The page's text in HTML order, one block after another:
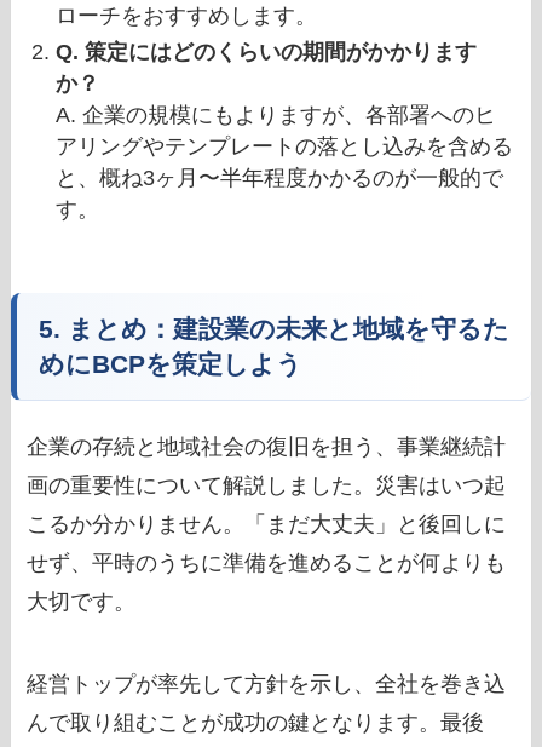
ローチをおすすめします。
Q. 策定にはどのくらいの期間がかかります
か？
A. 企業の規模にもよりますが、各部署へのヒ
アリングやテンプレートの落とし込みを含める
と、概ね3ヶ月〜半年程度かかるのが一般的で
す。
5. まとめ：建設業の未来と地域を守るた
めにBCPを策定しよう
企業の存続と地域社会の復旧を担う、事業継続計
画の重要性について解説しました。災害はいつ起
こるか分かりません。「まだ大丈夫」と後回しに
せず、平時のうちに準備を進めることが何よりも
大切です。
経営トップが率先して方針を示し、全社を巻き込
んで取り組むことが成功の鍵となります。最後